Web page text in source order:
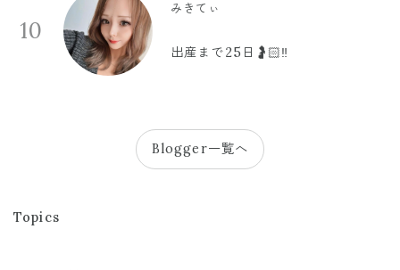
10
みきてぃ
出産まで25日🤰🏻‼️
Blogger一覧へ
Topics